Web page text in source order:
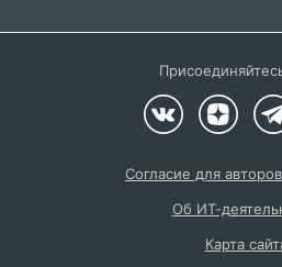
Согласие для
Об ИТ-
Карта